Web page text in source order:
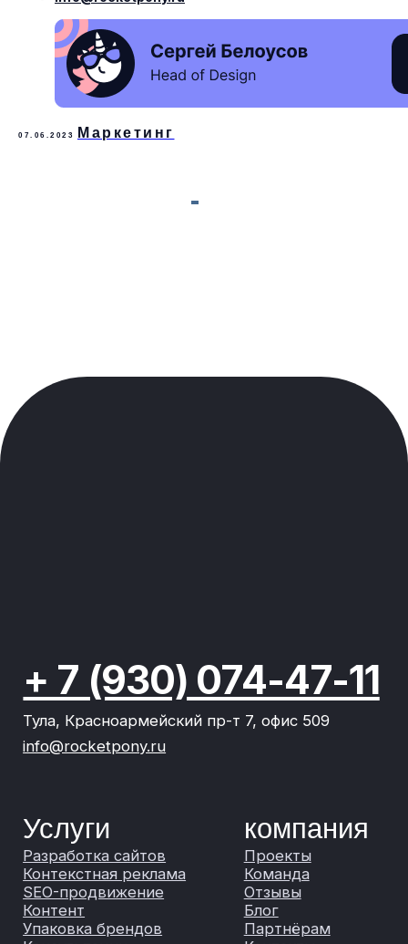
07.06.2023 Маркетинг
Контент
Упаковка брендов
Консультации
Обучение
Все услуги
Партнёрам